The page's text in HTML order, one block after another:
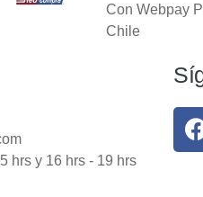
Con Webpay
Chile
hrs y 16 hrs - 19 hrs